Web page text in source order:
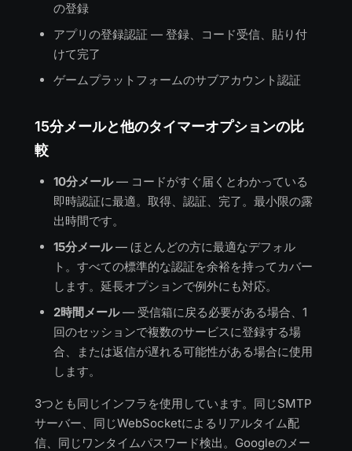
の登録
アプリの登録認証 — 登録、コード受信、貼り付
けて完了
ゲームプラットフォームのサブアカウント認証
15分メールと他のタイマーオプションの比
較
10分メール— コードがすぐ届くとわかっている
即時認証に最適。取得、認証、完了。最小限の露
出時間です。
15分メール— ほとんどの方に最適なデフォル
ト。すべての標準的な認証を余裕を持ってカバー
します。延長オプションで例外にも対応。
2時間メール— 受信箱に戻る必要がある場合、1
回のセッションで複数のサービスに登録する場
合、または返信が遅れる可能性がある場合に使用
します。
3つとも同じインフラを使用しています。同じSMTP
サーバー、同じWebSocketによるリアルタイム配
信、同じワンタイムパスワード検出。Googleのメー